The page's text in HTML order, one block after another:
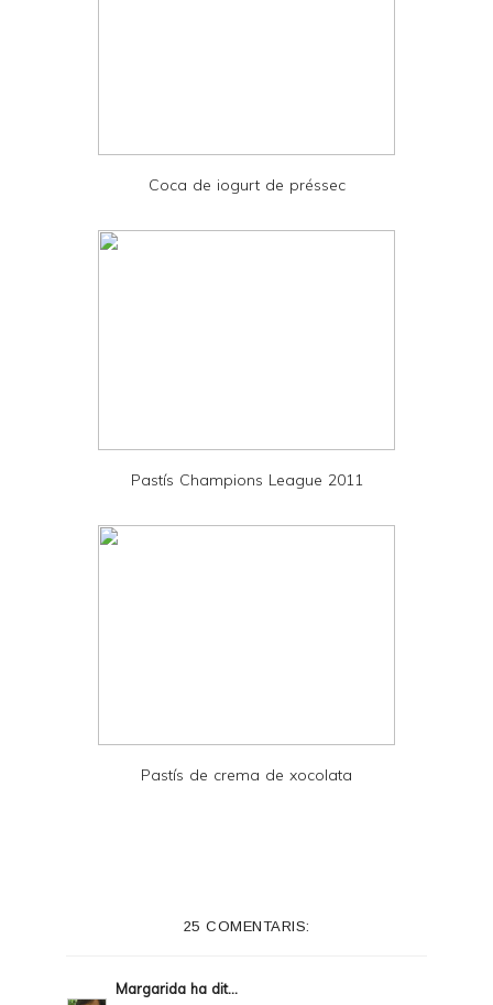
d
Coca de iogurt de préssec
Pastís Champions League 2011
Pastís de crema de xocolata
25 COMENTARIS:
Margarida ha dit...